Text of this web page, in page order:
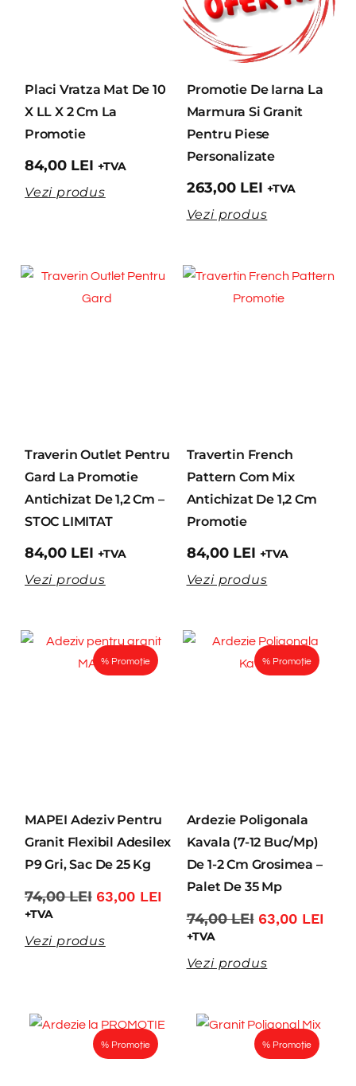
Placi Vratza Mat De 10
X LL X 2 Cm La
Promotie
84,00 LEI +TVA
Vezi produs
Promotie De Iarna La
Marmura Si Granit
Pentru Piese
Personalizate
263,00 LEI +TVA
Vezi produs
Traverin Outlet Pentru
Gard La Promotie
Antichizat De 1,2 Cm –
STOC LIMITAT
84,00 LEI +TVA
Vezi produs
Travertin French
Pattern Com Mix
Antichizat De 1,2 Cm
Promotie
84,00 LEI +TVA
Vezi produs
% Promoție
MAPEI Adeziv Pentru
Granit Flexibil Adesilex
P9 Gri, Sac De 25 Kg
74,00LEI 63,00 LEI
+TVA
Vezi produs
% Promoție
Ardezie Poligonala
Kavala (7-12 Buc/mp)
De 1-2 Cm Grosimea –
Palet De 35 Mp
74,00LEI 63,00 LEI
+TVA
Vezi produs
% Promoție % Promoție